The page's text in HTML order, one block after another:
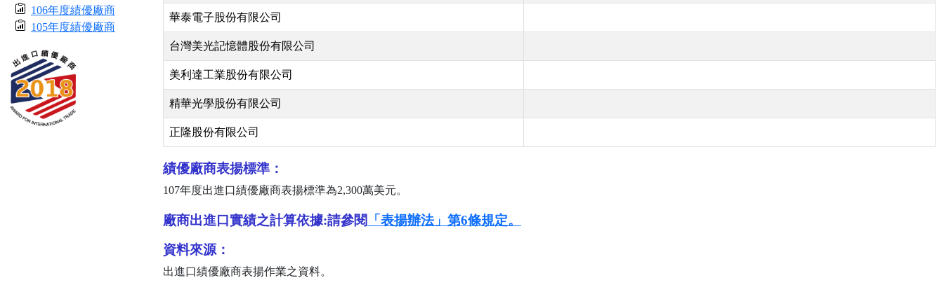
106年度績優廠商
105年度績優廠商
華泰電子股份有限公司
台灣美光記憶體股份有限公司
美利達工業股份有限公司
精華光學股份有限公司
正隆股份有限公司
績優廠商表揚標準：
107年度出進口績優廠商表揚標準為2,300萬美元。
廠商出進口實績之計算依據:請參閱 「表揚辦法」第6條規定。
資料來源：
出進口績優廠商表揚作業之資料。